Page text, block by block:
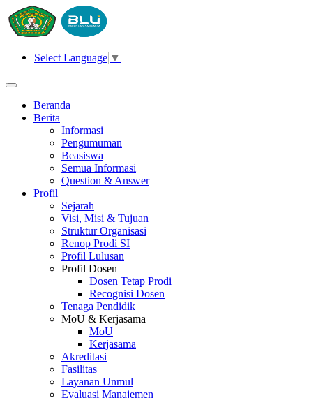
Select Language ▼
Beranda
Berita
Informasi
Pengumuman
Beasiswa
Semua Informasi
Question & Answer
Profil
Sejarah
Visi, Misi & Tujuan
Struktur Organisasi
Renop Prodi SI
Profil Lulusan
Profil Dosen
Dosen Tetap Prodi
Recognisi Dosen
Tenaga Pendidik
MoU & Kerjasama
MoU
Kerjasama
Akreditasi
Fasilitas
Layanan Unmul
Evaluasi Manajemen